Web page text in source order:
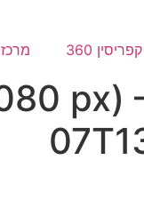
360
px)